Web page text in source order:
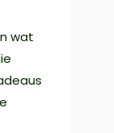
wat